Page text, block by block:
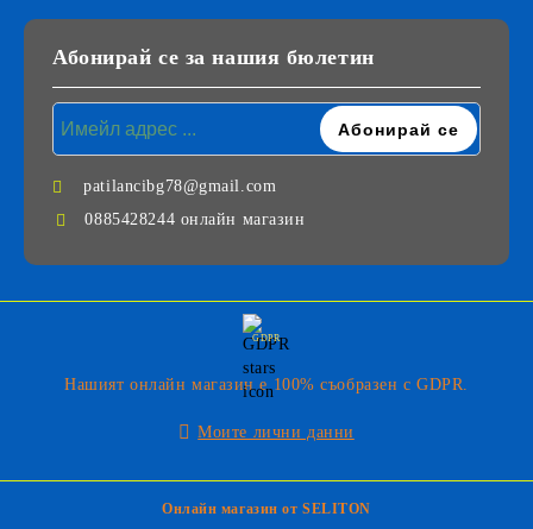
Абонирай се за нашия бюлетин
patilancibg78@gmail.com
0885428244 онлайн магазин
GDPR
Нашият онлайн магазин е 100% съобразен с GDPR.
Моите лични данни
Онлайн магазин от SELITON